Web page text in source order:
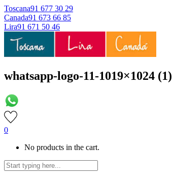
Toscana91 677 30 29
Canada91 673 66 85
Lira91 671 50 46
whatsapp-logo-11-1019×1024 (1)
0
No products in the cart.